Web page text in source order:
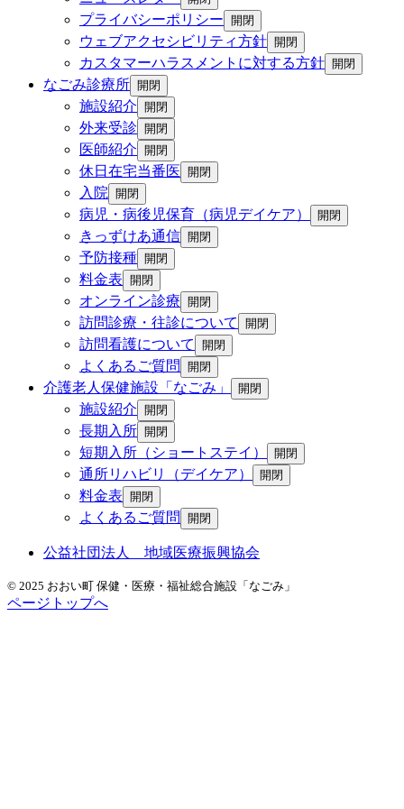
プライバシーポリシー 開閉
ウェブアクセシビリティ方針 開閉
カスタマーハラスメントに対する方針 開閉
なごみ診療所 開閉
施設紹介 開閉
外来受診 開閉
医師紹介 開閉
休日在宅当番医 開閉
入院 開閉
病児・病後児保育（病児デイケア） 開閉
きっずけあ通信 開閉
予防接種 開閉
料金表 開閉
オンライン診療 開閉
訪問診療・往診について 開閉
訪問看護について 開閉
よくあるご質問 開閉
介護老人保健施設「なごみ」 開閉
施設紹介 開閉
長期入所 開閉
短期入所（ショートステイ） 開閉
通所リハビリ（デイケア） 開閉
料金表 開閉
よくあるご質問 開閉
公益社団法人 地域医療振興協会
© 2025 おおい町 保健・医療・福祉総合施設「なごみ」
ページトップへ